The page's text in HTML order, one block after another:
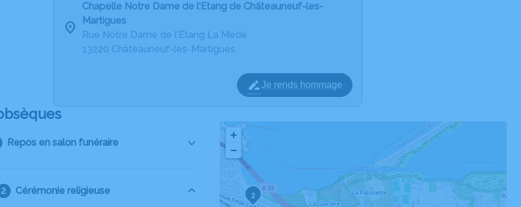
Chapelle Notre Dame de l'Etang de Châteauneuf-les-
Martigues
Rue Notre Dame de l'Étang La Mède
13220 Châteauneuf-les-Martigues
Je rends hommage
Repos en salon funéraire
Cérémonie religieuse 2
+
−